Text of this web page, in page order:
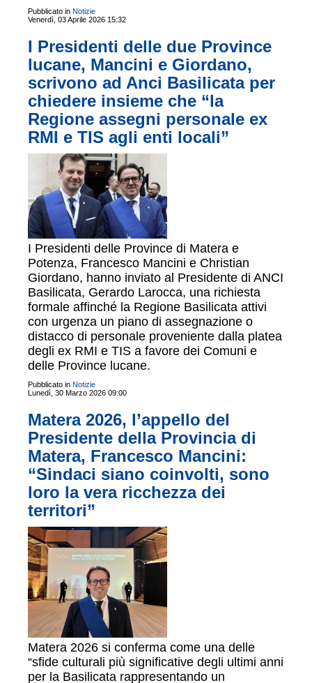
Pubblicato in Notizie
Venerdì, 03 Aprile 2026 15:32
I Presidenti delle due Province
lucane, Mancini e Giordano,
scrivono ad Anci Basilicata per
chiedere insieme che “la
Regione assegni personale ex
RMI e TIS agli enti locali”
I Presidenti delle Province di Matera e
Potenza, Francesco Mancini e Christian
Giordano, hanno inviato al Presidente di ANCI
Basilicata, Gerardo Larocca, una richiesta
formale affinché la Regione Basilicata attivi
con urgenza un piano di assegnazione o
distacco di personale proveniente dalla platea
degli ex RMI e TIS a favore dei Comuni e
delle Province lucane.
Pubblicato in Notizie
Lunedì, 30 Marzo 2026 09:00
Matera 2026, l’appello del
Presidente della Provincia di
Matera, Francesco Mancini:
“Sindaci siano coinvolti, sono
loro la vera ricchezza dei
territori”
Matera 2026 si conferma come una delle
“sfide culturali più significative degli ultimi anni
per la Basilicata rappresentando un